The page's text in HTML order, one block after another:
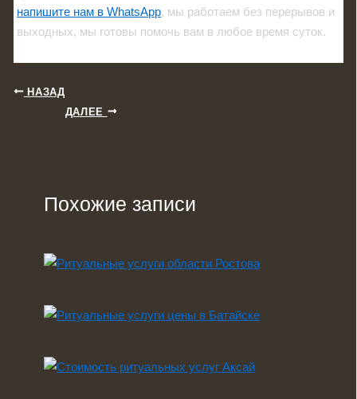
напишите нам в WhatsApp, мы работаем без перерывов и
выходных, мы готовы помочь вам в любое время суток.
НАЗАД
ДАЛЕЕ
Похожие записи